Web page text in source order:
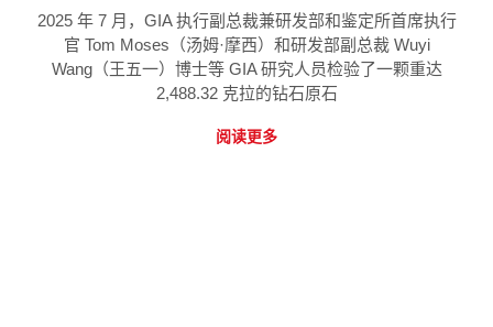
2025 年 7 月，GIA 执行副总裁兼研发部和鉴定所首席执行
官 Tom Moses（汤姆·摩西）和研发部副总裁 Wuyi
Wang（王五一）博士等 GIA 研究人员检验了一颗重达
2,488.32 克拉的钻石原石
阅读更多